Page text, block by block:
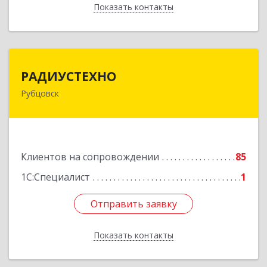
Показать контакты
Назад
РАДИУСТЕХНО
Рубцовск
Клиентов на сопровождении
85
1С:Специалист
1
Отправить заявку
Показать контакты
658225, Алтайский край, Рубцовск г, Ленина пр-
Отправить заявку
Назад